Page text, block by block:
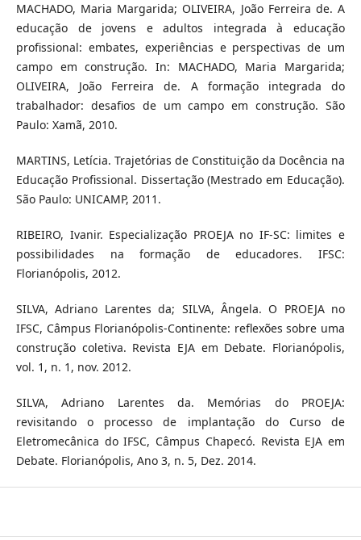
MACHADO, Maria Margarida; OLIVEIRA, João Ferreira de. A
educação de jovens e adultos integrada à educação
profissional: embates, experiências e perspectivas de um
campo em construção. In: MACHADO, Maria Margarida;
OLIVEIRA, João Ferreira de. A formação integrada do
trabalhador: desafios de um campo em construção. São
Paulo: Xamã, 2010.
MARTINS, Letícia. Trajetórias de Constituição da Docência na
Educação Profissional. Dissertação (Mestrado em Educação).
São Paulo: UNICAMP, 2011.
RIBEIRO, Ivanir. Especialização PROEJA no IF-SC: limites e
possibilidades na formação de educadores. IFSC:
Florianópolis, 2012.
SILVA, Adriano Larentes da; SILVA, Ângela. O PROEJA no
IFSC, Câmpus Florianópolis-Continente: reflexões sobre uma
construção coletiva. Revista EJA em Debate. Florianópolis,
vol. 1, n. 1, nov. 2012.
SILVA, Adriano Larentes da. Memórias do PROEJA:
revisitando o processo de implantação do Curso de
Eletromecânica do IFSC, Câmpus Chapecó. Revista EJA em
Debate. Florianópolis, Ano 3, n. 5, Dez. 2014.